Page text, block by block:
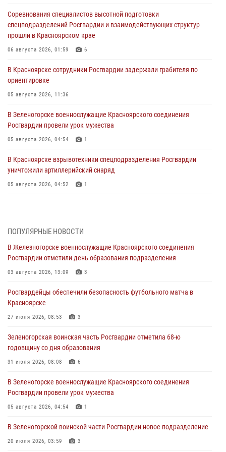
Соревнования специалистов высотной подготовки
спецподразделений Росгвардии и взаимодействующих структур
прошли в Красноярском крае
06 августа 2026, 01:59 6
В Красноярске сотрудники Росгвардии задержали грабителя по
ориентировке
05 августа 2026, 11:36
В Зеленогорске военнослужащие Красноярского соединения
Росгвардии провели урок мужества
05 августа 2026, 04:54 1
В Красноярске взрывотехники спецподразделения Росгвардии
уничтожили артиллерийский снаряд
05 августа 2026, 04:52 1
04 августа 2026, 09:57
Сотрудники Росгвардии обеспечили общественный порядок во
время проведения экстремального заплыва в Дудинке
04 августа 2026, 08:36 1
В Красноярске сотрудники Росгвардии задержали подозреваемого
в серии краж из супермаркета
04 августа 2026, 06:50
Военнослужащие Красноярского соединения Росгвардии
познакомили отдыхающих детей с тонкостями РХБ защиты
03 августа 2026, 13:12
В Железногорске военнослужащие Красноярского соединения
Росгвардии отметили день образования подразделения
03 августа 2026, 13:09 3
ПОПУЛЯРНЫЕ НОВОСТИ
В Железногорске военнослужащие Красноярского соединения
Росгвардии отметили день образования подразделения
03 августа 2026, 13:09 3
Росгвардейцы обеспечили безопасность футбольного матча в
Красноярске
27 июля 2026, 08:53 3
Зеленогорская воинская часть Росгвардии отметила 68-ю
годовщину со дня образования
31 июля 2026, 08:08 6
В Зеленогорске военнослужащие Красноярского соединения
Росгвардии провели урок мужества
05 августа 2026, 04:54 1
В Зеленогорской воинской части Росгвардии новое подразделение
20 июля 2026, 03:59 3